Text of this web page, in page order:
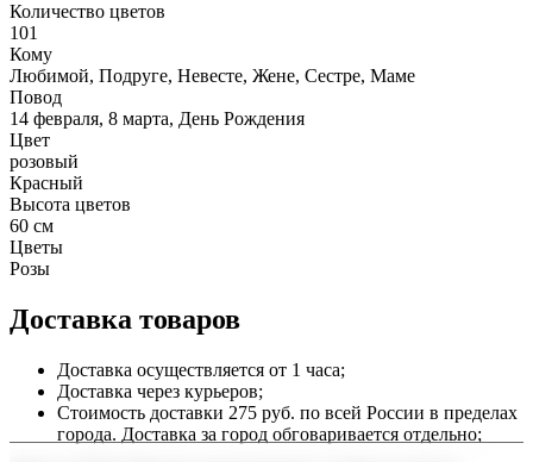
Количество цветов
101
Кому
Любимой, Подруге, Невесте, Жене, Сестре, Маме
Повод
14 февраля, 8 марта, День Рождения
Цвет
розовый
Красный
Высота цветов
60 см
Цветы
Розы
Доставка товаров
Доставка осуществляется от 1 часа;
Доставка через курьеров;
Стоимость доставки 275 руб. по всей России в пределах
города. Доставка за город обговаривается отдельно;